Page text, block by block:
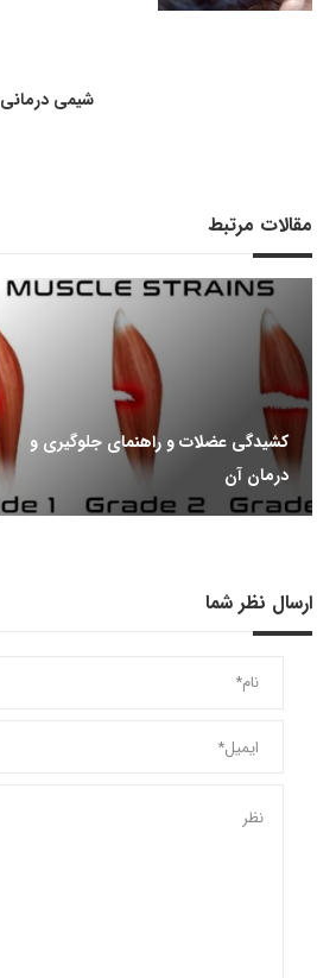
شیمی درمانی
مقالات مرتبط
کشیدگی عضلات و راهنمای جلوگیری و
درمان آن
ارسال نظر شما